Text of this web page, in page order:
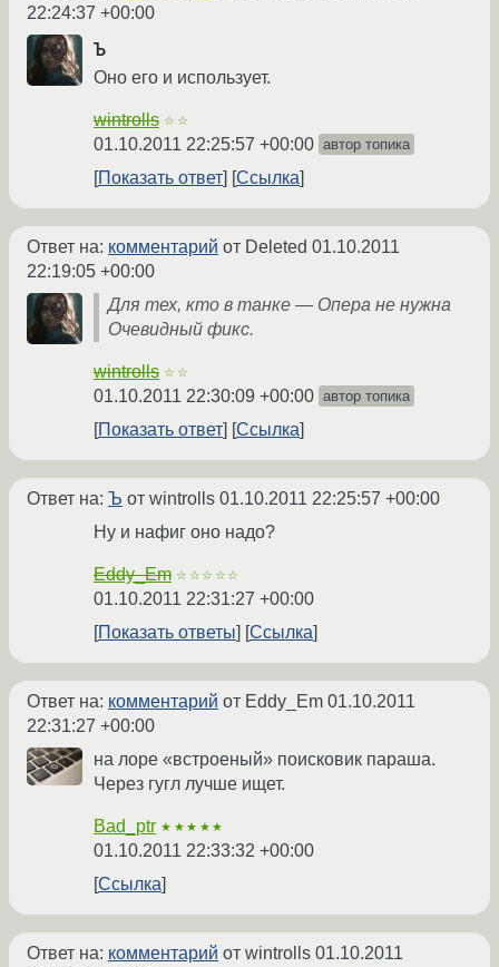
22:24:37 +00:00
Ъ
Оно его и использует.
wintrolls ☆☆
01.10.2011 22:25:57 +00:00 автор топика
Показать ответ Ссылка
Ответ на: комментарий от Deleted 01.10.2011
22:19:05 +00:00
Для тех, кто в танке — Опера не нужна
Очевидный фикс.
wintrolls ☆☆
01.10.2011 22:30:09 +00:00 автор топика
Показать ответ Ссылка
Ответ на: Ъ от wintrolls 01.10.2011 22:25:57 +00:00
Ну и нафиг оно надо?
Eddy_Em ☆☆☆☆☆
01.10.2011 22:31:27 +00:00
Показать ответы
Ссылка
Ответ на: комментарий от Eddy_Em 01.10.2011
22:31:27 +00:00
на лоре «встроеный» поисковик параша.
Через гугл лучше ищет.
Bad_ptr ★★★★★
01.10.2011 22:33:32 +00:00
Ссылка
Ответ на: комментарий от wintrolls 01.10.2011